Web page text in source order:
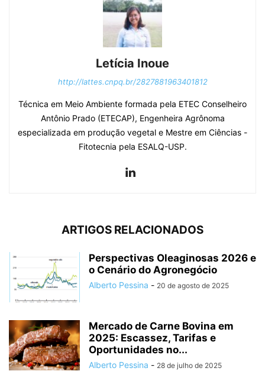
Letícia Inoue
http://lattes.cnpq.br/2827881963401812
Técnica em Meio Ambiente formada pela ETEC Conselheiro
Antônio Prado (ETECAP), Engenheira Agrônoma
especializada em produção vegetal e Mestre em Ciências -
Fitotecnia pela ESALQ-USP.
ARTIGOS RELACIONADOS
Perspectivas Oleaginosas 2026 e
o Cenário do Agronegócio
Alberto Pessina - 20 de agosto de 2025
Mercado de Carne Bovina em
2025: Escassez, Tarifas e
Oportunidades no...
Alberto Pessina - 28 de julho de 2025